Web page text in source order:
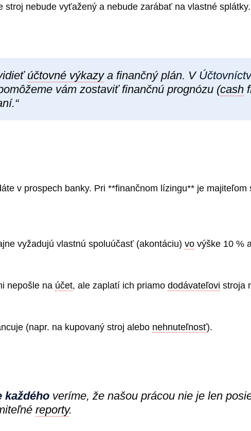
stroj nebude vyťažený a nebude zarábať na vlastné splátky.
účtovné výkazya finančný plán. V
vám zostaviť finančnú prognózu (cash
v prospech banky. Pri **finančnom lízingu** je majiteľom
vyžadujú vlastnú spoluúčasť (akontáciu) vo výške 10 %
nepošle na účet, ale zaplatí ich priamo dodávateľovi stroja
(napr. na kupovaný stroj alebo nehnuteľnosť).
každého veríme, že našou prácou nie je len
reporty.